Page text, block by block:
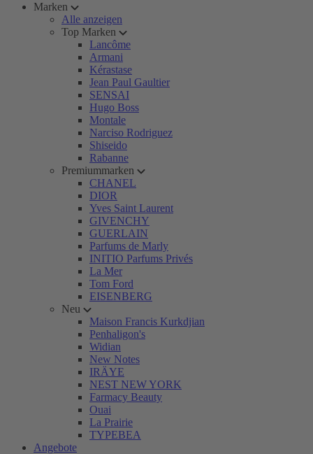
Marken
Alle anzeigen
Top Marken
Lancôme
Armani
Kérastase
Jean Paul Gaultier
SENSAI
Hugo Boss
Montale
Narciso Rodriguez
Shiseido
Rabanne
Premiummarken
CHANEL
DIOR
Yves Saint Laurent
GIVENCHY
GUERLAIN
Parfums de Marly
INITIO Parfums Privés
La Mer
Tom Ford
EISENBERG
Neu
Maison Francis Kurkdjian
Penhaligon's
Widian
New Notes
IRÄYE
NEST NEW YORK
Farmacy Beauty
Ouai
La Prairie
TYPEBEA
Angebote